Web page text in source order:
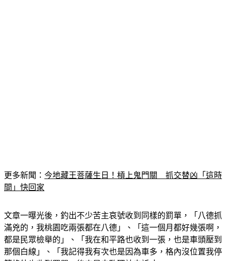
更多新聞： 今地藏王菩薩生日！槓上鬼門關　抓交替凶「這時
間」快回家
文章一曝光後，釣出不少苦主哀號收到同樣的罰單，「八德抓
滿兇的，我桃園吃兩張都在八德」、「這一個月都好幾張啊，
都是民眾檢舉的」、「我在和平路也收到一張，也是車頭壓到
那個白線」、「我記得我有次也是因為車多，格內沒位置我停